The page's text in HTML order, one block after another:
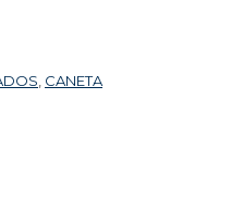
CANETA